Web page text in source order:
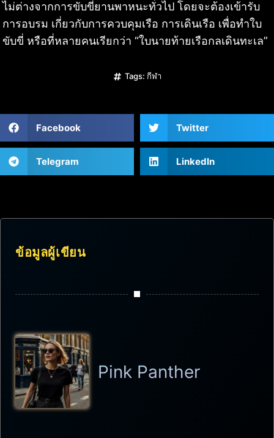
ไม่ต่างจากการขับขี่ยานพาหนะทั่วไป โดยจะต้องเข้ารับ
การอบรม เกี่ยวกับการควบคุมเรือ การเดินเรือ เพื่อทำใบ
ขับขี่ หรือที่หลายคนเรียกว่า “ใบนายท้ายเรือกลเดินทะเล”
Tags: กีฬา
Facebook Twitter
Telegram LinkedIn
ข้อมูลผู้เขียน
Pink Panther